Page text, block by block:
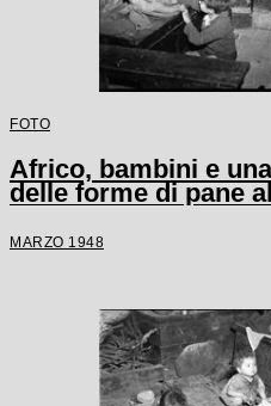
FOTO
Africo, bambini e
delle forme di pane
MARZO 1948